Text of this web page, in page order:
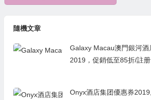
隨機文章
Galaxy Macau澳門銀河酒
2019，促銷低至85折/註册
Onyx酒店集团優惠券